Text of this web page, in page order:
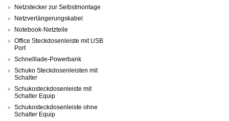
Netzstecker zur Selbstmontage
Netzverlängerungskabel
Notebook-Netzteile
Office Steckdosenleiste mit USB
Port
Schnelllade-Powerbank
Schuko Steckdosenleisten mit
Schalter
Schukosteckdosenleiste mit
Schalter Equip
Schukosteckdosenleiste ohne
Schalter Equip